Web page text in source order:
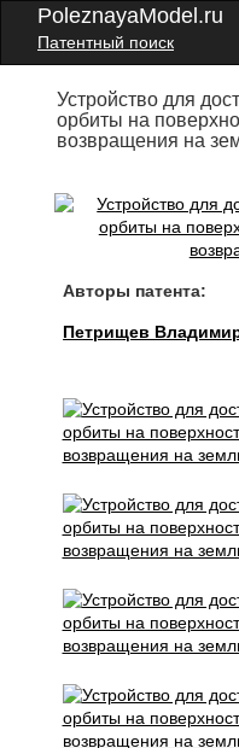
PoleznayaModel.ru
Патентный поиск
Устройство для
орбиты на
возвращения на
Авторы патента:
Петрищев